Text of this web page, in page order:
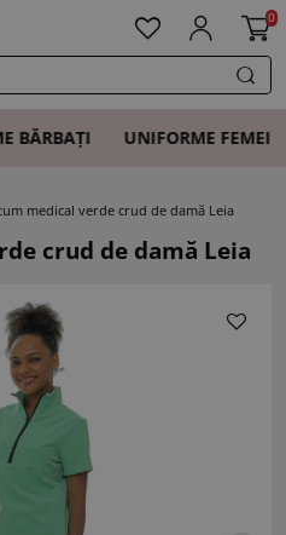
0
BĂRBAȚI UNIFORME FEMEI
medical verde crud de damă Leia
crud de damă Leia